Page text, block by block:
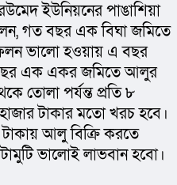
ইউনিয়নের পাঙাশিয়া
গত বছর এক বিঘা জমিতে
ভালো হওয়ায় এ বছর
বছর এক একর জমিতে আলুর
তোলা পর্যন্ত প্রতি ৮
টাকার মতো খরচ হবে।
আলু বিক্রি করতে
ভালোই লাভবান হবো।